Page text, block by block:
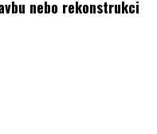
nebo rekonstrukci